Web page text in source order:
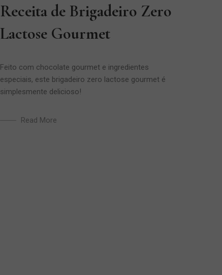
Receita de Brigadeiro Zero
Lactose Gourmet
Feito com chocolate gourmet e ingredientes
especiais, este brigadeiro zero lactose gourmet é
simplesmente delicioso!
Read More